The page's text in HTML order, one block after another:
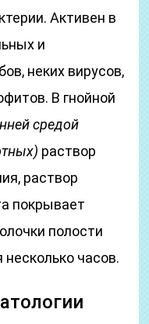
Активен в
и
неких вирусов,
В гнойной
средой
раствор
раствор
покрывает
полости
часов.